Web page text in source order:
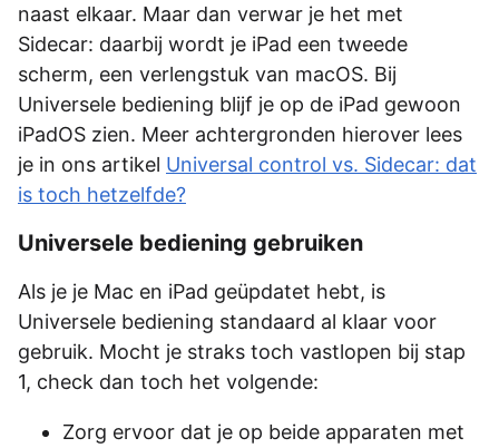
naast elkaar. Maar dan verwar je het met
Sidecar: daarbij wordt je iPad een tweede
scherm, een verlengstuk van macOS. Bij
Universele bediening blijf je op de iPad gewoon
iPadOS zien. Meer achtergronden hierover lees
je in ons artikel Universal control vs. Sidecar: dat
is toch hetzelfde?
Universele bediening gebruiken
Als je je Mac en iPad geüpdatet hebt, is
Universele bediening standaard al klaar voor
gebruik. Mocht je straks toch vastlopen bij stap
1, check dan toch het volgende:
Zorg ervoor dat je op beide apparaten met